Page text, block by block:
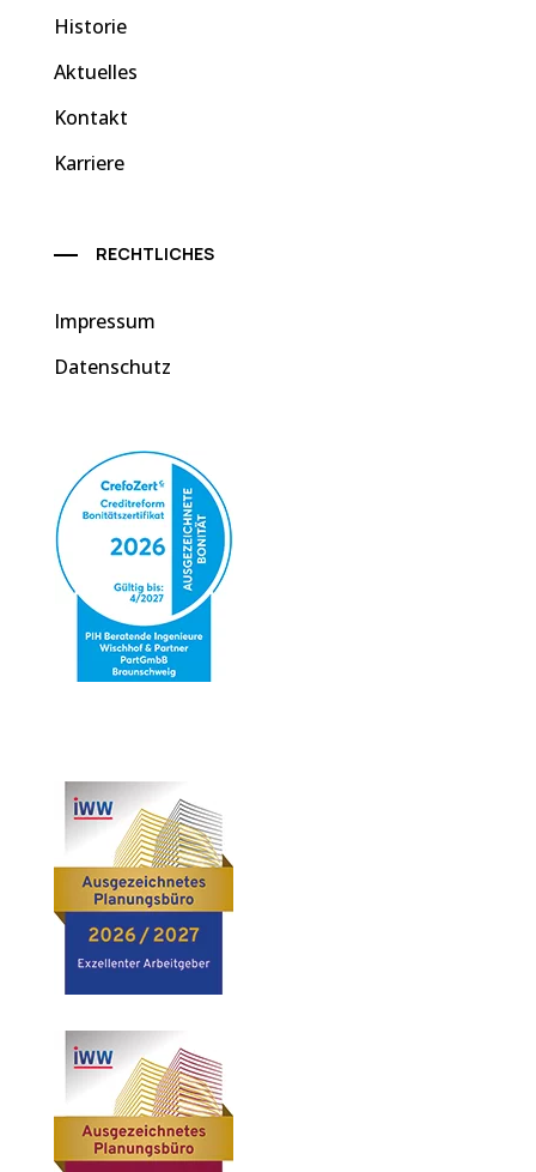
Historie
Aktuelles
Kontakt
Karriere
RECHTLICHES
Impressum
Datenschutz